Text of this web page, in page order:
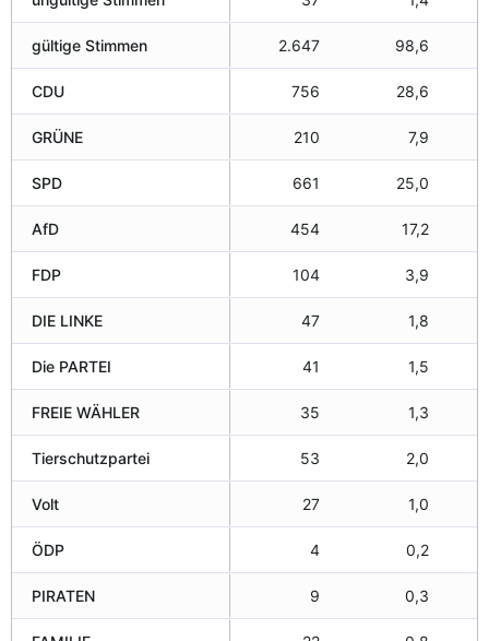
gültige Stimmen
CDU
GRÜNE
SPD
AfD
FDP
DIE LINKE
Die PARTEI
FREIE WÄHLER
Tierschutzpartei
Volt
ÖDP
PIRATEN
2.647 98,6
756 28,6
210 7,9
661 25,0
454 17,2
104 3,9
47 1,8
41 1,5
35 1,3
53 2,0
27 1,0
4 0,2
9 0,3